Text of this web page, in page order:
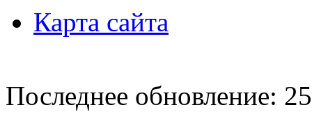
Карта сайта
Последнее обновление: